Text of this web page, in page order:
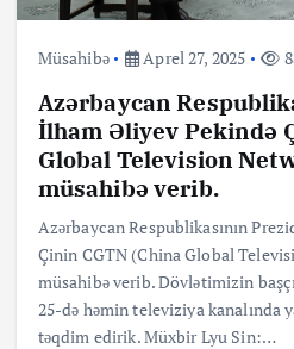
Müsahibə Aprel 27, 2025
Azərbaycan
İlham Əliyev Pekində
Global Television
müsahibə verib.
Azərbaycan Respublikasının
Çinin CGTN (China Global
müsahibə verib. Dövlətimizin
25-də həmin televiziya kanalında
təqdim edirik. Müxbir Lyu Sin:…